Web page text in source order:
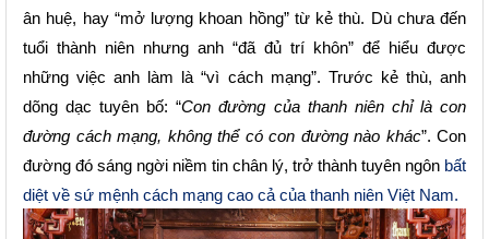
ân huệ, hay “mở lượng khoan hồng” từ kẻ thù. Dù chưa đến
tuổi thành niên nhưng anh “đã đủ trí khôn” để hiểu được
những việc anh làm là “vì cách mạng”. Trước kẻ thù, anh
dõng dạc tuyên bố: “Con đường của thanh niên chỉ là con
đường cách mạng, không thể có con đường nào khác”. Con
đường đó sáng ngời niềm tin chân lý, trở thành tuyên ngôn bất
diệt về sứ mệnh cách mạng cao cả của thanh niên Việt Nam.